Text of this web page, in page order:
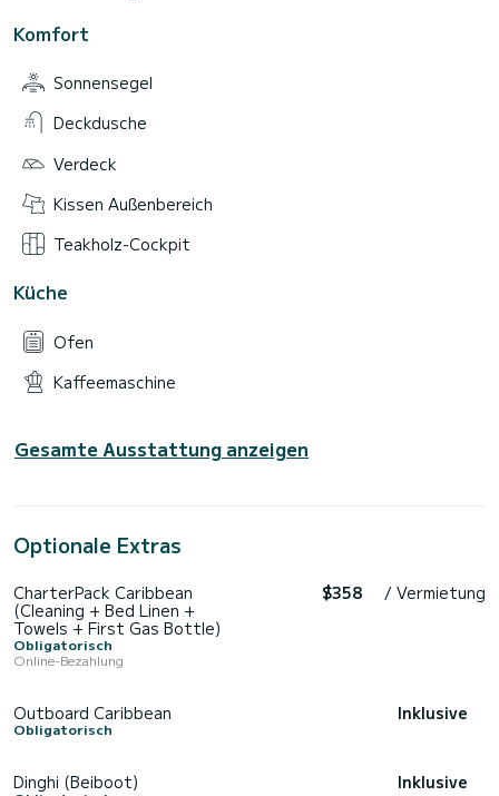
Komfort
Sonnensegel
Deckdusche
Verdeck
Kissen Außenbereich
Teakholz-Cockpit
Küche
Ofen
Kaffeemaschine
Gesamte Ausstattung anzeigen
Optionale Extras
CharterPack Caribbean
(Cleaning + Bed Linen +
Towels + First Gas Bottle)
Obligatorisch
Online-Bezahlung
$358 / Vermietung
Outboard Caribbean
Obligatorisch
Inklusive
Dinghi (Beiboot) Inklusive